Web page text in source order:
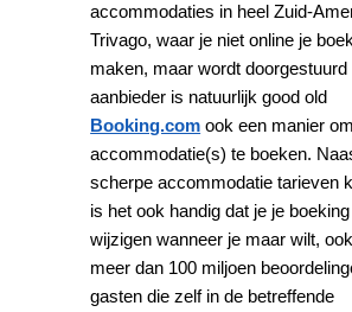
accommodaties in heel Zuid-
Trivago, waar je niet online je
maken, maar wordt doorgestuurd
aanbieder is natuurlijk good old
Booking.com ook een manier
accommodatie(s) te boeken.
scherpe accommodatie tarieven
is het ook handig dat je je
wijzigen wanneer je maar wilt,
meer dan 100 miljoen
gasten die zelf in de betreffende